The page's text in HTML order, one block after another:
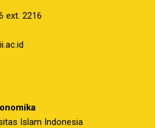
ext. 2216
Islam Indonesia